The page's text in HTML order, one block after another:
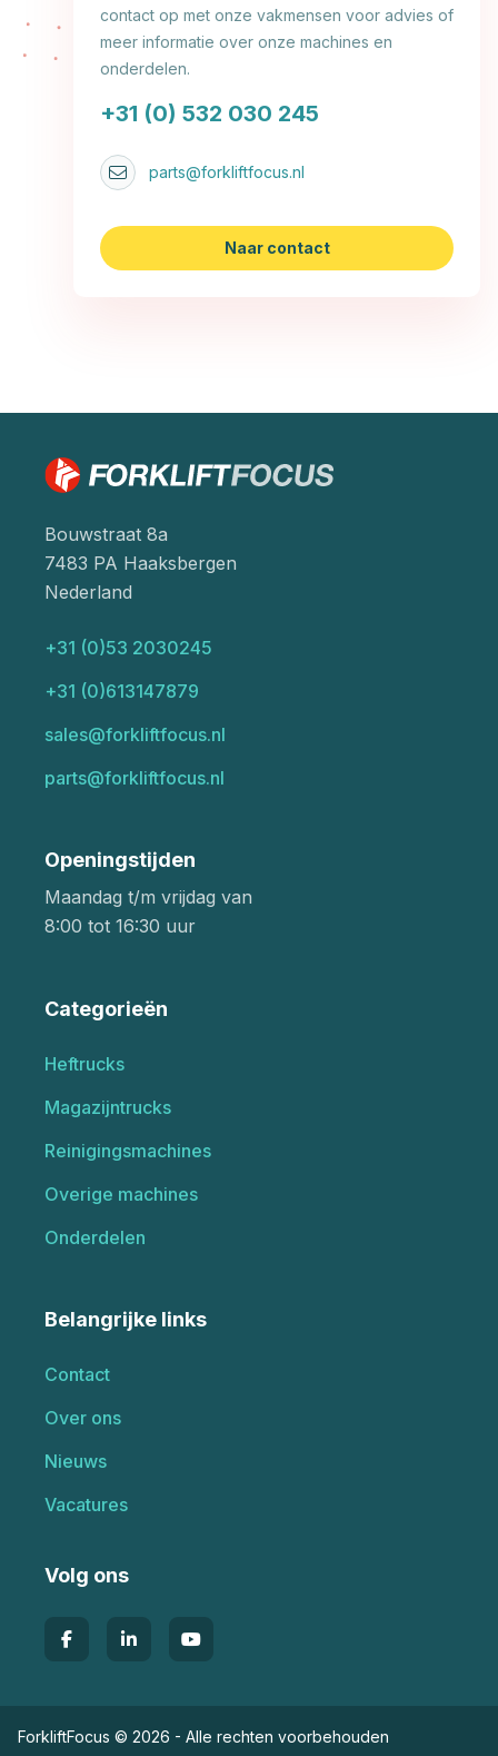
contact op met onze vakmensen voor advies of
meer informatie over onze machines en
onderdelen.
+31 (0) 532 030 245
parts@forkliftfocus.nl
Naar contact
Bouwstraat 8a
7483 PA Haaksbergen
Nederland
+31 (0)53 2030245
+31 (0)613147879
sales@forkliftfocus.nl
parts@forkliftfocus.nl
Openingstijden
Maandag t/m vrijdag van
8:00 tot 16:30 uur
Categorieën
Heftrucks
Magazijntrucks
Reinigingsmachines
Overige machines
Onderdelen
Belangrijke links
Contact
Over ons
Nieuws
Vacatures
Volg ons
ForkliftFocus © 2026 - Alle rechten voorbehouden